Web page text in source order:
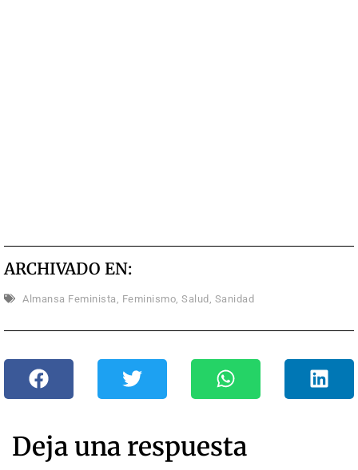
ARCHIVADO EN:
Almansa Feminista Feminismo Salud Sanidad
Deja una respuesta